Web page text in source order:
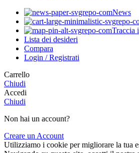
News
Traccia
Lista dei desideri
Compara
Login / Registrati
Carrello
Chiudi
Accedi
Chiudi
Non hai un account?
Creare un Account
Utilizziamo i cookie per migliorare la tua